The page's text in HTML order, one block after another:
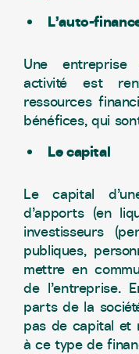
L’auto-
Une entreprise
activité est
ressources
bénéfices, qui
Le capital
Le capital
d’apports (en
investisseurs
publiques,
mettre en
de l’entreprise.
parts de la
pas de capital et
à ce type de